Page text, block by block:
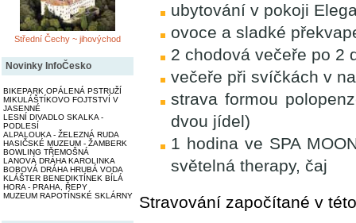
Střední Čechy ~ jihovýchod
Novinky InfoČesko
BIKEPARK OPÁLENÁ PSTRUŽÍ
MIKULÁŠTÍKOVO FOJTSTVÍ V
JASENNÉ
LESNÍ DIVADLO SKALKA -
PODLESÍ
ALPALOUKA - ŽELEZNÁ RUDA
HASIČSKÉ MUZEUM - ŽAMBERK
BOWLING TŘEMOŠNÁ
LANOVÁ DRÁHA KAROLINKA
BOBOVÁ DRÁHA HRUBÁ VODA
KLÁŠTER BENEDIKTÍNEK BÍLÁ
HORA - PRAHA, ŘEPY
MUZEUM RAPOTÍNSKÉ SKLÁRNY
ubytování v pokoji
ovoce a sladké
2 chodová večeře po 2
večeře při svíčkách v
strava formou
dvou jídel)
1 hodina ve SPA
světelná therapy, čaj
Stravování započítané v